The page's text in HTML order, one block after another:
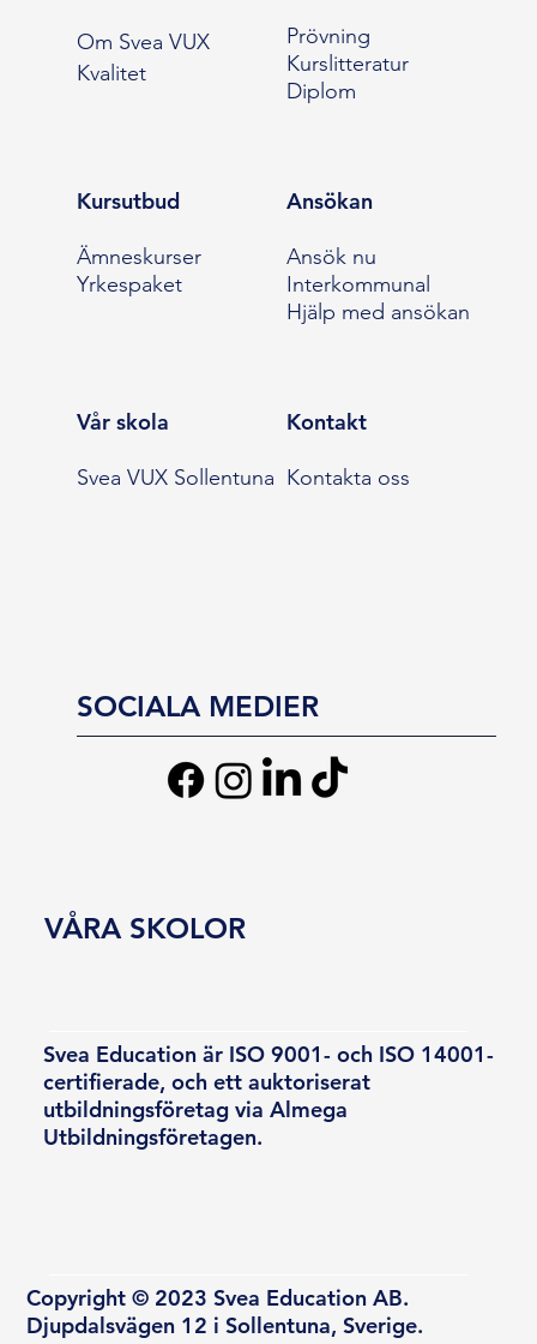
Om Svea VUX
Kvalitet
Prövning
Kurslitteratur
Diplom
Kursutbud
Ämneskurser
Yrkespaket
Ansökan
Ansök nu
Interkommunal
Hjälp med ansökan
Vår skola
Svea VUX Sollentuna
Kontakt
Kontakta oss
SOCIALA MEDIER
Svea Education är ISO 9001- och ISO 14001-
certifierade, och ett auktoriserat
utbildningsföretag via Almega
Utbildningsföretagen.
Copyright © 2023 Svea Education AB.
Djupdalsvägen 12 i Sollentuna, Sverige.
VÅRA SKOLOR